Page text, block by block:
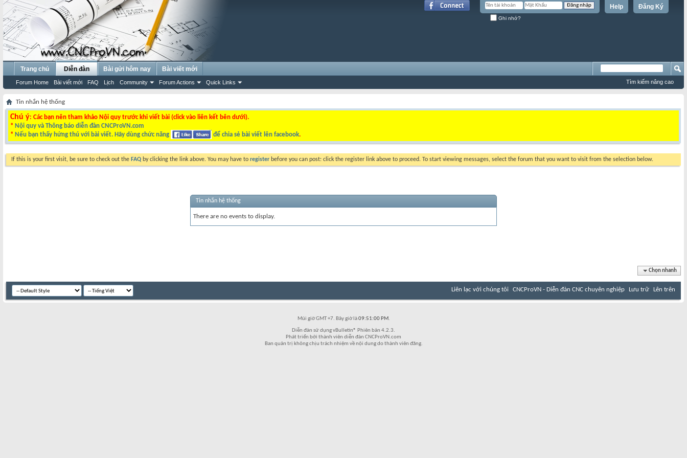
Đăng Ký
Help
Ghi nhớ?
Trang chủ Diễn đàn
Forum Home Bài viết mới FAQ Lịch Community Forum Actions Quick Links
Bài gửi hôm nay Bài viết mới
Tìm kiếm nâng cao
Tin nhắn hệ thống
Chú ý: Các bạn nên tham khảo Nội quy trước khi viết bài (click vào liên kết bên dưới).
* Nội quy và Thông báo diễn đàn CNCProVN.com
* Nếu bạn thấy hứng thú với bài viết. Hãy dùng chức năng để chia sẻ bài viết lên facebook.
If this is your first visit, be sure to check out the FAQ by clicking the link above. You may have to register before you can post: click the register link above to proceed. To start viewing messages, select the forum that you want to visit from the selection below.
Tin nhắn hệ thống
There are no events to display.
Chọn nhanh
Liên lạc với chúng tôi CNCProVN - Diễn đàn CNC chuyên nghiệp Lưu trữ Lên trên
Múi giờ GMT +7. Bây giờ là09:51:00 PM.
Diễn đàn sử dụng vBulletin® Phiên bản 4.2.3.
Phát triển bởi thành viên diễn đàn CNCProVN.com
Ban quản trị không chịu trách nhiệm về nội dung do thành viên đăng.